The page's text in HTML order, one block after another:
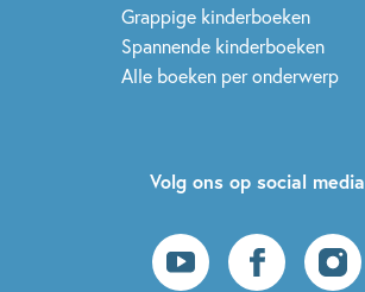
Grappige kinderboeken
Spannende kinderboeken
Alle boeken per onderwerp
Volg ons op social media